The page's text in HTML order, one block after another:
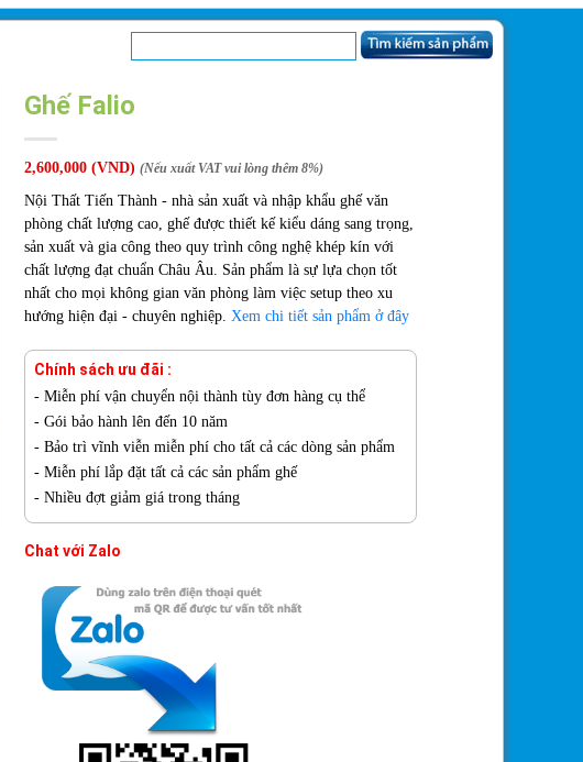
Ghế Falio
2,600,000(VND) (Nếu xuất VAT vui lòng thêm 8%)
Nội Thất Tiến Thành - nhà sản xuất và nhập khẩu ghế văn
phòng chất lượng cao, ghế được thiết kế kiểu dáng sang trọng,
sản xuất và gia công theo quy trình công nghệ khép kín với
chất lượng đạt chuẩn Châu Âu. Sản phẩm là sự lựa chọn tốt
nhất cho mọi không gian văn phòng làm việc setup theo xu
hướng hiện đại - chuyên nghiệp. Xem chi tiết sản phẩm ở đây
Chính sách ưu đãi :
- Miễn phí vận chuyển nội thành tùy đơn hàng cụ thể
- Gói bảo hành lên đến 10 năm
- Bảo trì vĩnh viễn miễn phí cho tất cả các dòng sản phẩm
- Miễn phí lắp đặt tất cả các sản phẩm ghế
- Nhiều đợt giảm giá trong tháng
Chat với Zalo